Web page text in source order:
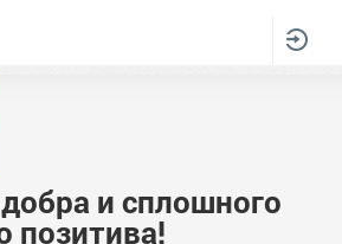
и сплошного
позитива!